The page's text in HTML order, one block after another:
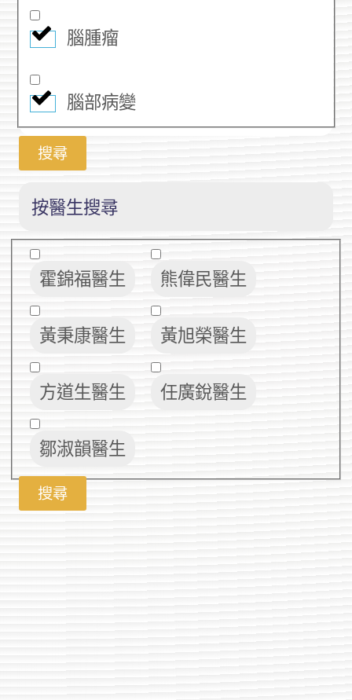
腦腫瘤
腦部病變
搜尋
按醫生搜尋
霍錦福醫生 熊偉民醫生
黃秉康醫生 黃旭榮醫生
方道生醫生 任廣銳醫生
鄒淑韻醫生
搜尋